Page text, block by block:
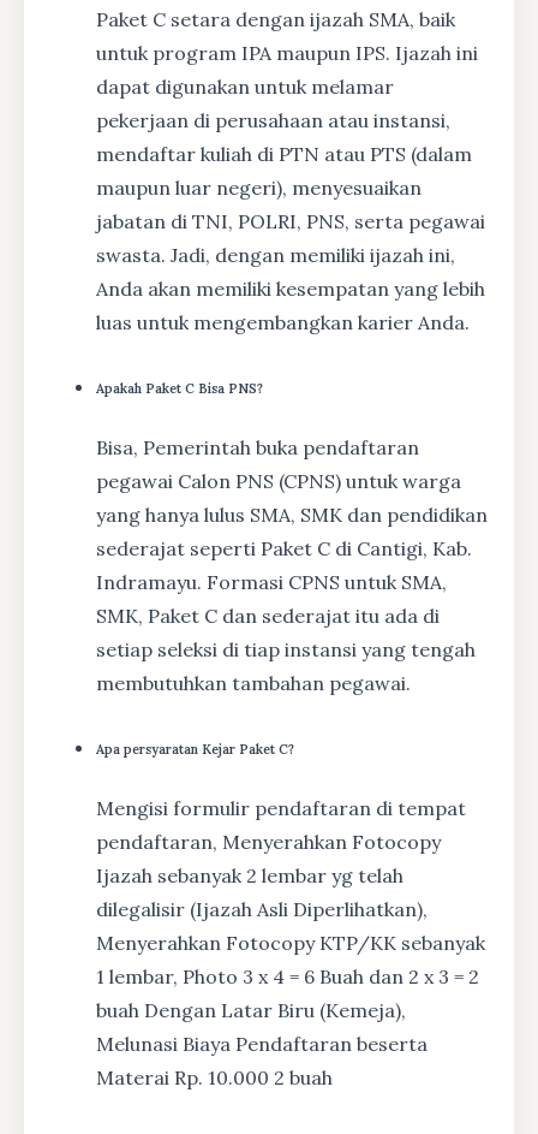
Paket C setara dengan ijazah SMA, baik
untuk program IPA maupun IPS. Ijazah ini
dapat digunakan untuk melamar
pekerjaan di perusahaan atau instansi,
mendaftar kuliah di PTN atau PTS (dalam
maupun luar negeri), menyesuaikan
jabatan di TNI, POLRI, PNS, serta pegawai
swasta. Jadi, dengan memiliki ijazah ini,
Anda akan memiliki kesempatan yang lebih
luas untuk mengembangkan karier Anda.
Apakah Paket C Bisa PNS?
Bisa, Pemerintah buka pendaftaran
pegawai Calon PNS (CPNS) untuk warga
yang hanya lulus SMA, SMK dan pendidikan
sederajat seperti Paket C di Cantigi, Kab.
Indramayu. Formasi CPNS untuk SMA,
SMK, Paket C dan sederajat itu ada di
setiap seleksi di tiap instansi yang tengah
membutuhkan tambahan pegawai.
Apa persyaratan Kejar Paket C?
Mengisi formulir pendaftaran di tempat
pendaftaran, Menyerahkan Fotocopy
Ijazah sebanyak 2 lembar yg telah
dilegalisir (Ijazah Asli Diperlihatkan),
Menyerahkan Fotocopy KTP/KK sebanyak
1 lembar, Photo 3 x 4 = 6 Buah dan 2 x 3 = 2
buah Dengan Latar Biru (Kemeja),
Melunasi Biaya Pendaftaran beserta
Materai Rp. 10.000 2 buah